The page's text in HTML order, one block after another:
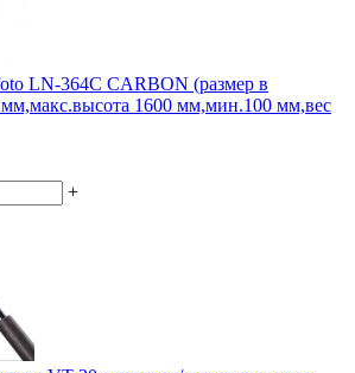
LN-364C CARBON (размер в
1600 мм,мин.100 мм,вес
+